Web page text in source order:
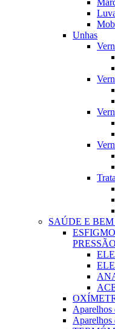
Unhas
SAÚDE E BEM
Aparelhos
Aparelhos